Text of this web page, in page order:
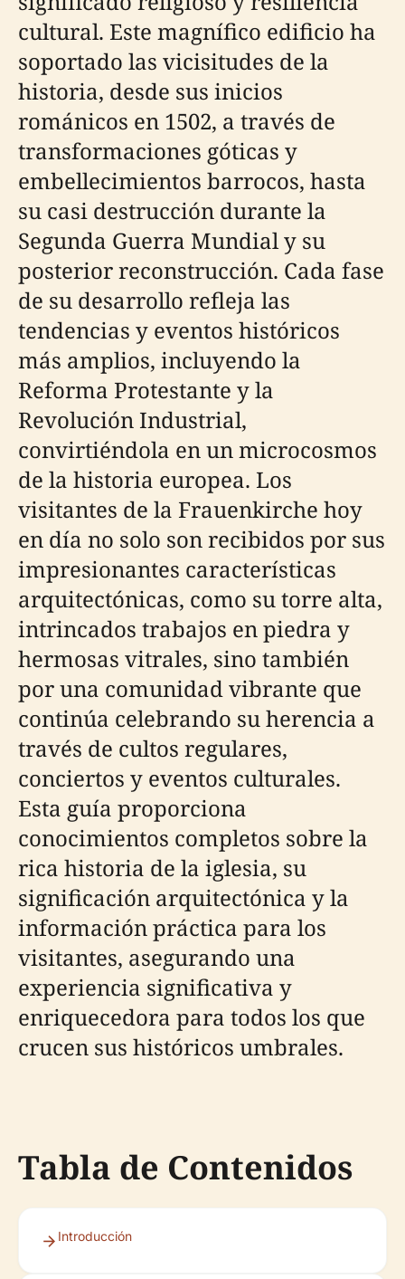
cultural. Este magnífico edificio ha
soportado las vicisitudes de la
historia, desde sus inicios
románicos en 1502, a través de
transformaciones góticas y
embellecimientos barrocos, hasta
su casi destrucción durante la
Segunda Guerra Mundial y su
posterior reconstrucción. Cada fase
de su desarrollo refleja las
tendencias y eventos históricos
más amplios, incluyendo la
Reforma Protestante y la
Revolución Industrial,
convirtiéndola en un microcosmos
de la historia europea. Los
visitantes de la Frauenkirche hoy
en día no solo son recibidos por sus
impresionantes características
arquitectónicas, como su torre alta,
intrincados trabajos en piedra y
hermosas vitrales, sino también
por una comunidad vibrante que
continúa celebrando su herencia a
través de cultos regulares,
conciertos y eventos culturales.
Esta guía proporciona
conocimientos completos sobre la
rica historia de la iglesia, su
significación arquitectónica y la
información práctica para los
visitantes, asegurando una
experiencia significativa y
enriquecedora para todos los que
crucen sus históricos umbrales.
Tabla de Contenidos
Introducción